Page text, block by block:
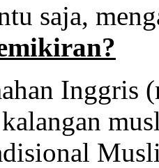
saja,
Inggris